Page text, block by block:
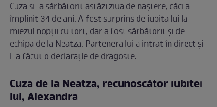
Cuza și-a sărbătorit astăzi ziua de naștere, căci a
împlinit 34 de ani. A fost surprins de iubita lui la
miezul nopții cu tort, dar a fost sărbătorit și de
echipa de la Neatza. Partenera lui a intrat în direct și
i-a făcut o declarație de dragoste.
Cuza de la Neatza, recunoscător iubitei
lui, Alexandra